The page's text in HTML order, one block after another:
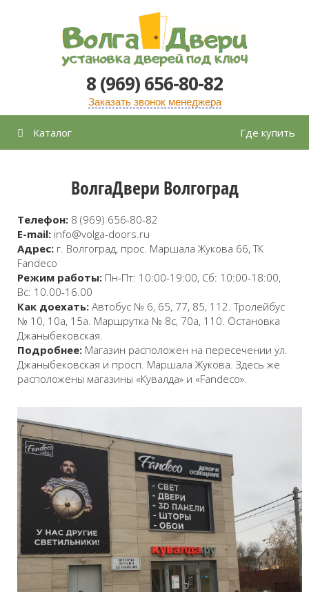
содержимому
8 (969) 656-80-82
Заказать звонок менеджера
Каталог Где купить
ВолгаДвери Волгоград
Телефон: 8 (969) 656-80-82
E-mail: info@volga-doors.ru
Адрес: г. Волгоград, прос. Маршала Жукова 66, ТК
Fandeco
Режим работы: Пн-Пт: 10:00-19:00, Сб: 10:00-18:00,
Вс: 10.00-16.00
Как доехать: Автобус № 6, 65, 77, 85, 112. Тролейбус
№ 10, 10а, 15а. Маршрутка № 8с, 70а, 110. Остановка
Джаныбековская.
Подробнее: Магазин расположен на пересечении ул.
Джаныбековская и просп. Маршала Жукова. Здесь же
расположены магазины «Кувалда» и «Fandeco».